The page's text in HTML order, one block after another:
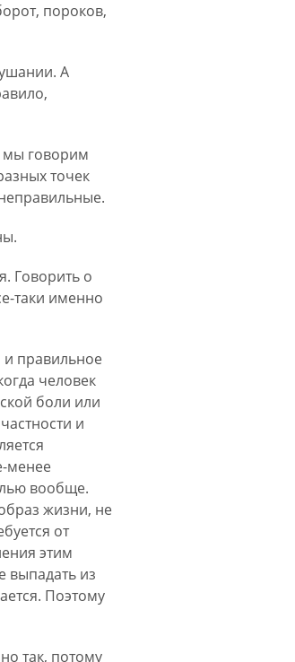
пороков,
А
мы говорим
точек
Говорить о
таки именно
и правильное
человек
боли или
и
менее
вообще.
жизни, не
от
этим
выпадать из
Поэтому
так, потому